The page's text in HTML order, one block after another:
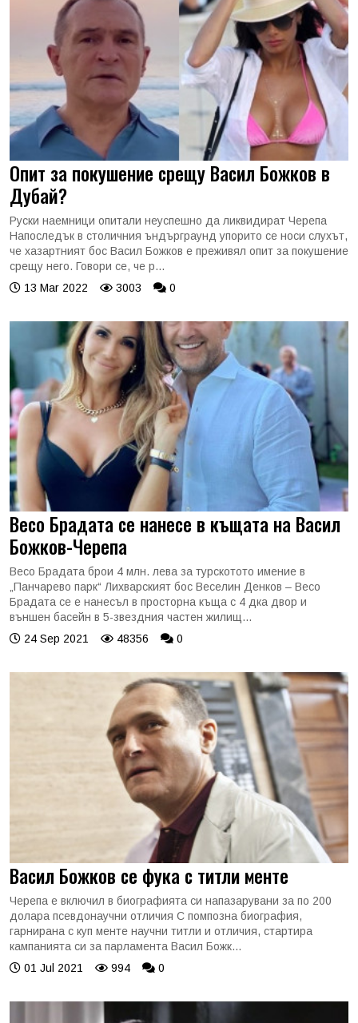
Опит за покушение срещу Васил Божков в
Дубай?
Руски наемници опитали неуспешно да ликвидират Черепа
Напоследък в столичния ъндърграунд упорито се носи слухът,
че хазартният бос Васил Божков е преживял опит за покушение
срещу него. Говори се, че р...
13 Mar 2022
3003 0
Весо Брадата се нанесе в къщата на Васил
Божков-Черепа
Весо Брадата брои 4 млн. лева за турскотото имение в
„Панчарево парк“ Лихварският бос Веселин Денков – Весо
Брадата се е нанесъл в просторна къща с 4 дка двор и
външен басейн в 5-звездния частен жилищ...
24 Sep 2021
48356 0
Васил Божков се фука с титли менте
Черепа е включил в биографията си напазарувани за по 200
долара псевдонаучни отличия С помпозна биография,
гарнирана с куп менте научни титли и отличия, стартира
кампанията си за парламента Васил Божк...
01 Jul 2021
994 0